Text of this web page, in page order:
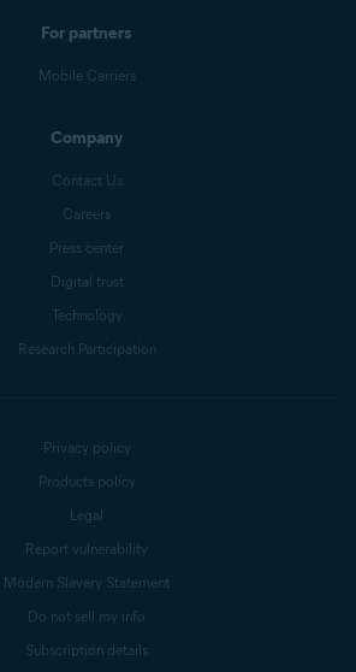
For partners
Mobile Carriers
Company
Contact Us
Careers
Press center
Digital trust
Technology
Research Participation
Privacy policy
Products policy
Legal
Report vulnerability
Modern Slavery Statement
Do not sell my info
Subscription details